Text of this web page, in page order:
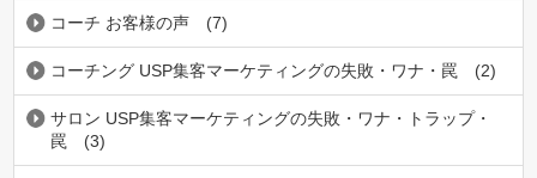
コーチ お客様の声 (7)
コーチング USP集客マーケティングの失敗・ワナ・罠 (2)
サロン USP集客マーケティングの失敗・ワナ・トラップ・
罠
(3)